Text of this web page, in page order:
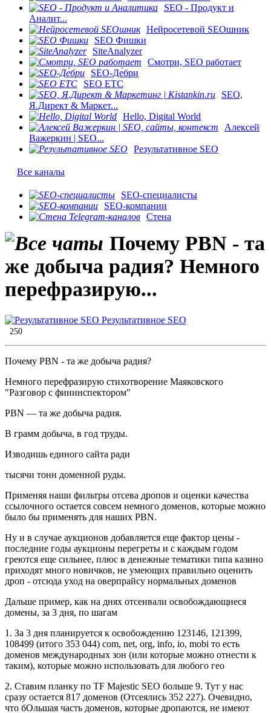
SEO - Продукт и
Аналит...
Нейросетевой SEOшник
SEO Фишки
SiteAnalyzer
Смотри, SEO работает
SEO-Де́бри
SEO ETC
SEO,
Я.Директ & Маркет...
Hello, Digital World
Алексей
Важеркин | SEO...
Результативное SEO
Все каналы
SEO-специалисты
SEO-компании
Стена
Почему PBN - та
же добыча радия? Немного
перефразирую...
Результативное SEO
250
Почему PBN - та же добыча радия?
Немного перефразирую стихотворение Маяковского
"Разговор с фининспектором"
PBN — та же добыча радия.
В грамм добыча, в год труды.
Изводишь единого сайта ради
тысячи тонн доменной руды.
Применяя наши фильтры отсева дропов и оценки качества
ссылочного остается совсем немного доменов, которые можно
было бы применять для наших PBN.
Ну и в случае аукционов добавляется еще фактор цены -
последние годы аукционы перегреты и с каждым годом
греются еще сильнее, плюс в денежные тематики типа казино
приходят много новичков, не умеющих правильно оценить
дроп - отсюда уход на оверпрайсу нормальных доменов
Дальше пример, как на днях отсеивали освобождающиеся
домены, за 3 дня, по шагам
1. За 3 дня планируется к освобождению 123146, 121399,
108499 (итого 353 044) com, net, org, info, io, mobi то есть
доменов международных зон (или которые можно отнести к
таким), которые можно использовать для любого гео
2. Ставим планку по TF Majestic SEO больше 9. Тут у нас
сразу остается 817 доменов (Отсеялись 352 227). Очевидно,
что бОльшая часть доменов, которые дропаются, не имеют